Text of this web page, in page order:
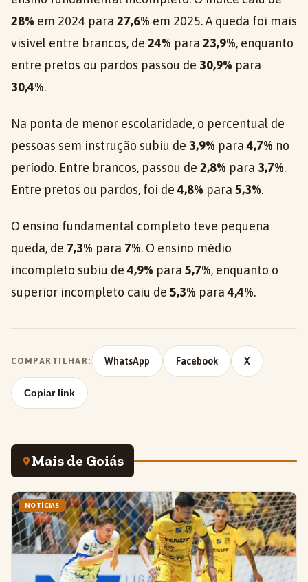
28% em 2024 para 27,6% em 2025. A queda foi mais
visível entre brancos, de 24% para 23,9%, enquanto
entre pretos ou pardos passou de 30,9% para
30,4%.
Na ponta de menor escolaridade, o percentual de
pessoas sem instrução subiu de 3,9% para4,7% no
período. Entre brancos, passou de 2,8% para 3,7%.
Entre pretos ou pardos, foi de4,8% para 5,3%.
O ensino fundamental completo teve pequena
queda, de 7,3% para 7%. O ensino médio
incompleto subiu de4,9% para 5,7%, enquanto o
superior incompleto caiu de 5,3% para4,4%.
COMPARTILHAR: WhatsApp Facebook X
Copiar link
Mais de Goiás
NOTÍCIAS